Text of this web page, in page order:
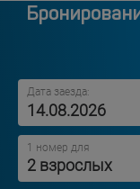
Дата заезда:
1 номер для
2 взрослых